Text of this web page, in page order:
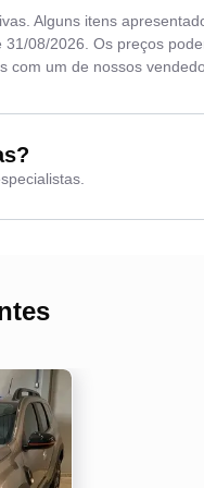
Alguns itens
08/2026. Os preços
com um de nossos